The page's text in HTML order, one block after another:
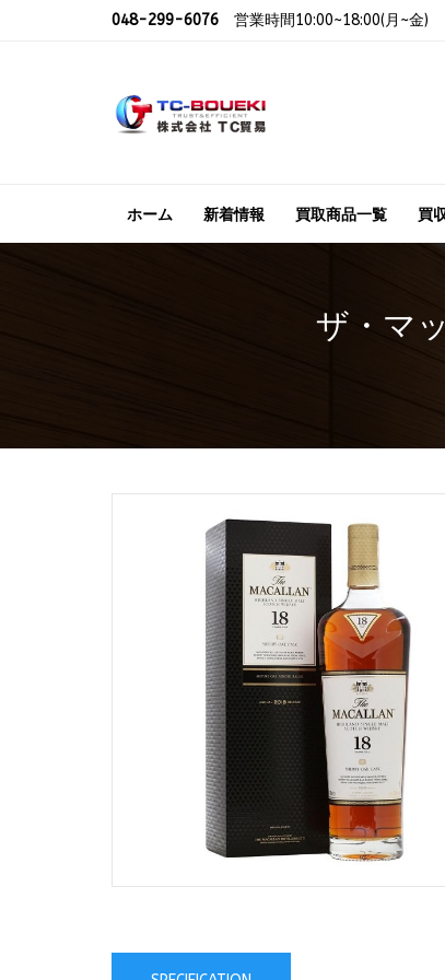
048-299-6076 営業時間10:00~18:00(月~金)
ホーム 新着情報 買取商品一覧 買
ザ・マ